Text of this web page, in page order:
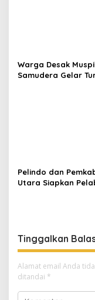
Warga Desak
Samudera Gelar
Pelindo dan
Utara Siapkan
Tinggalkan
Alamat email Anda
ditandai *